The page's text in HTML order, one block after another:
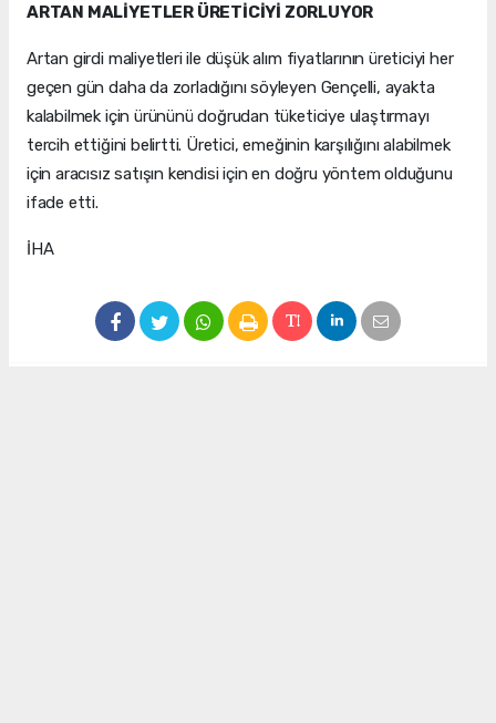
ARTAN MALİYETLER ÜRETİCİYİ ZORLUYOR
Artan girdi maliyetleri ile düşük alım fiyatlarının üreticiyi her
geçen gün daha da zorladığını söyleyen Gençelli, ayakta
kalabilmek için ürününü doğrudan tüketiciye ulaştırmayı
tercih ettiğini belirtti. Üretici, emeğinin karşılığını alabilmek
için aracısız satışın kendisi için en doğru yöntem olduğunu
ifade etti.
İHA